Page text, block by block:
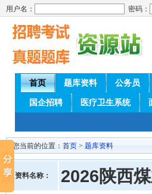
用户名： 密码：
首页 题库资料 公务员
国企招聘 医疗卫生系统
您当前的位置： 首页 > 题库资料
资料名称： 2026陕西